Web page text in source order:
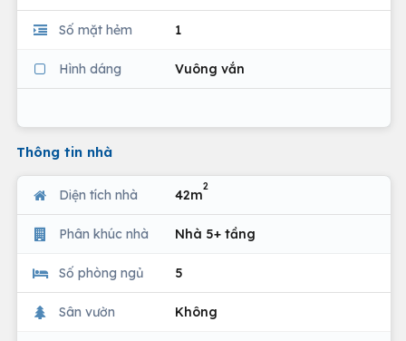
Số mặt hẻm 1
Hình dáng Vuông vắn
Thông tin nhà
Diện tích nhà 42m
2
Phân khúc nhà Nhà 5+ tầng
Số phòng ngủ 5
Sân vườn Không